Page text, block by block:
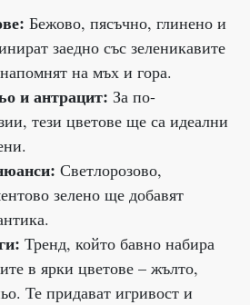
Бежово, пясъчно, глинено и
заедно със зеленикавите
на мъх и гора.
и антрацит: За по-
тези цветове ще са идеални
Светлорозово,
зелено ще добавят
Тренд, който бавно набира
в ярки цветове – жълто,
Те придават игривост и